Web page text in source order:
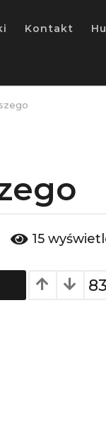
Kontakt
15